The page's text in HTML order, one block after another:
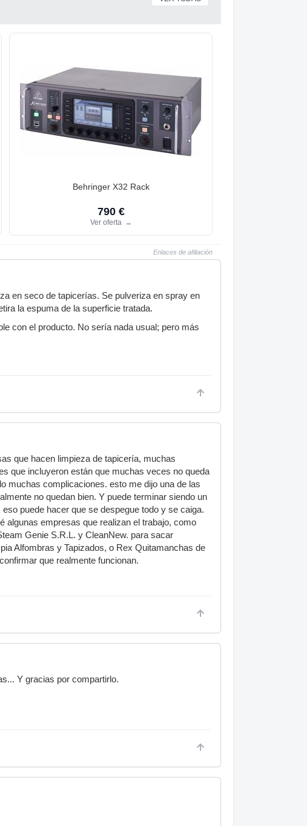
Behringer X32 Rack
790 €
Ver oferta →
Enlaces de afiliación
en seco de tapicerías. Se pulveriza en spray en
la espuma de la superficie tratada.
con el producto. No sería nada usual; pero más
que hacen limpieza de tapicería, muchas
que incluyeron están que muchas veces no queda
muchas complicaciones. esto me dijo una de las
no quedan bien. Y puede terminar siendo un
puede hacer que se despegue todo y se caiga.
algunas empresas que realizan el trabajo, como
Genie S.R.L. y CleanNew. para sacar
Alfombras y Tapizados, o Rex Quitamanchas de
que realmente funcionan.
Y gracias por compartirlo.